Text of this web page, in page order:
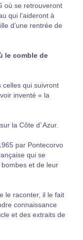
où se retrouveront
qui l’aideront à
d’une rentrée de
le comble de
celles qui suivront
inventé « la
la Côte d’ Azur.
par Pontecorvo
qui se
et de leur
le raconter, il le fait
connaissance
et des extraits de